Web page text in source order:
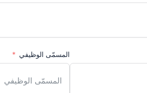
المسمّى الوظيفي